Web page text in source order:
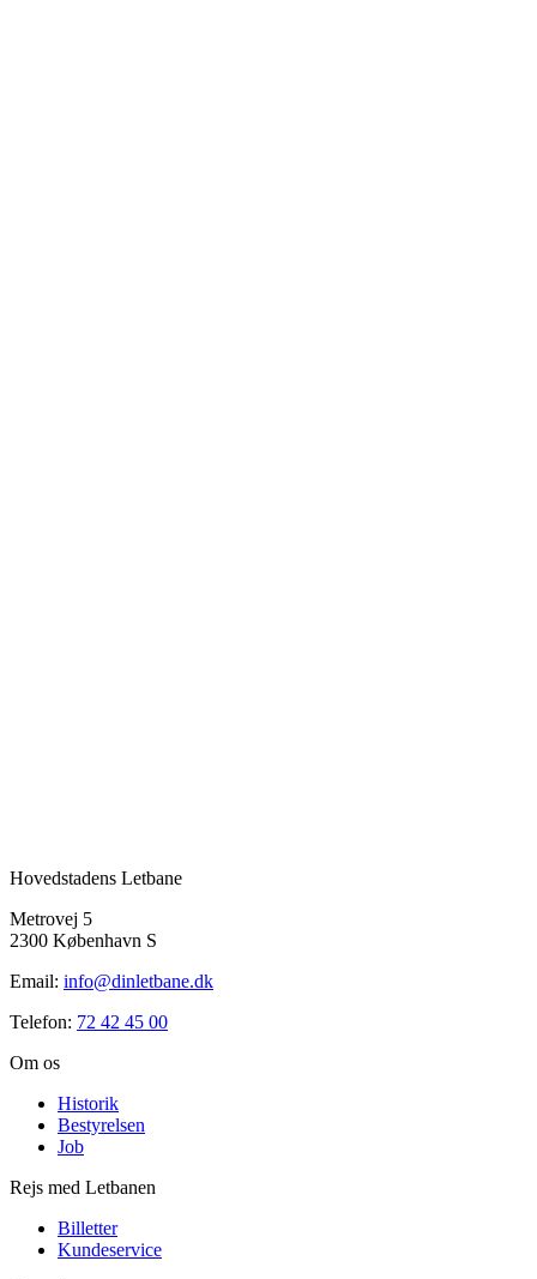
Hovedstadens Letbane
Metrovej 5
2300 København S
Email: info@dinletbane.dk
Telefon: 72 42 45 00
Om os
Historik
Bestyrelsen
Job
Rejs med Letbanen
Billetter
Kundeservice